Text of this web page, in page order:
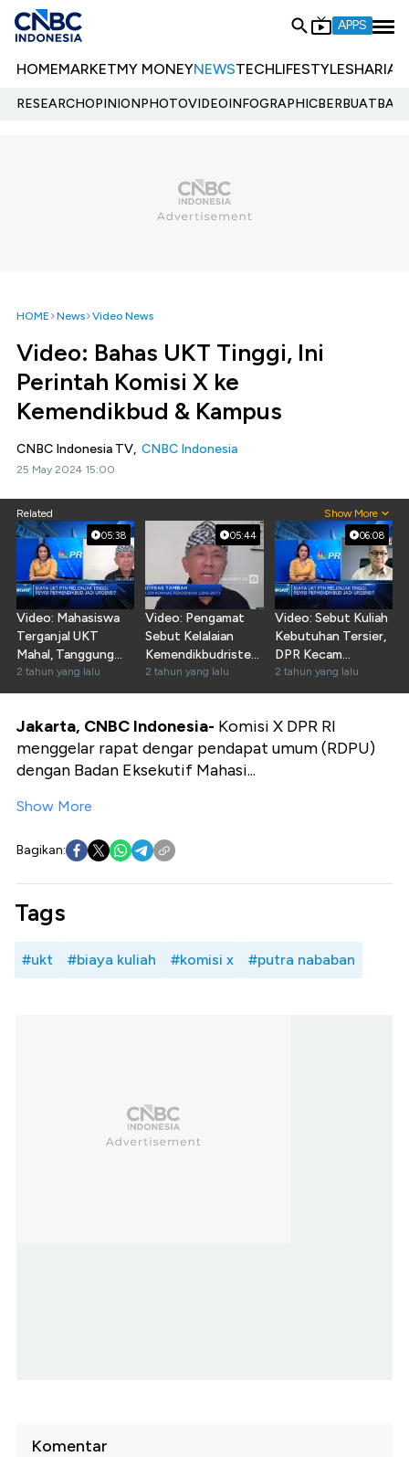
APPS
HOMEMARKETMY MONEYNEWSTECHLIFESTYLESHARIA
RESEARCHOPINIONPHOTOVIDEOINFOGRAPHIC
HOME News Video News
Video: Bahas UKT Tinggi, Ini
Perintah Komisi X ke
Kemendikbud & Kampus
CNBC Indonesia TV, CNBC Indonesia
25 May 2024 15:00
Related Show More
05:38
Video: Mahasiswa
Terganjal UKT
Mahal, Tanggung
Jawab Siapa?
2 tahun yang lalu
05:44
Video: Pengamat
Sebut Kelalaian
Kemendikbudristek
di Polemik UKT
Mahal
2 tahun yang lalu
06:08
Video: Sebut Kuliah
Kebutuhan Tersier,
DPR Kecam
Kemendikbudristek!
2 tahun yang lalu
Jakarta, CNBC Indonesia- Komisi X DPR RI
menggelar rapat dengar pendapat umum (RDPU)
dengan Badan Eksekutif Mahasi...
Show More
Bagikan:
Tags
#ukt #biaya kuliah #komisi x #putra nababan
Komentar